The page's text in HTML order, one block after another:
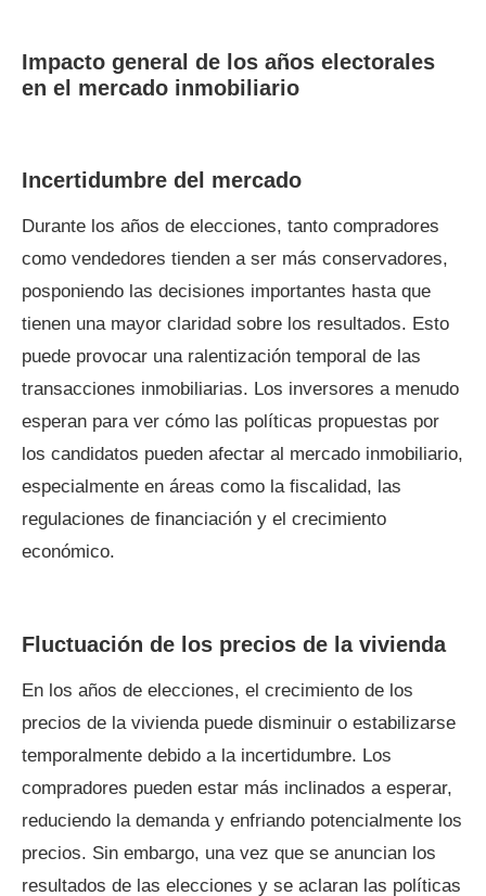
Impacto general de los años electorales
en el mercado inmobiliario
Incertidumbre del mercado
Durante los años de elecciones, tanto compradores
como vendedores tienden a ser más conservadores,
posponiendo las decisiones importantes hasta que
tienen una mayor claridad sobre los resultados. Esto
puede provocar una ralentización temporal de las
transacciones inmobiliarias. Los inversores a menudo
esperan para ver cómo las políticas propuestas por
los candidatos pueden afectar al mercado inmobiliario,
especialmente en áreas como la fiscalidad, las
regulaciones de financiación y el crecimiento
económico.
Fluctuación de los precios de la vivienda
En los años de elecciones, el crecimiento de los
precios de la vivienda puede disminuir o estabilizarse
temporalmente debido a la incertidumbre. Los
compradores pueden estar más inclinados a esperar,
reduciendo la demanda y enfriando potencialmente los
precios. Sin embargo, una vez que se anuncian los
resultados de las elecciones y se aclaran las políticas